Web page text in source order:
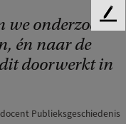
we onderzoek
én naar de
doorwerkt in
Publieksgeschiedenis
F
d
c